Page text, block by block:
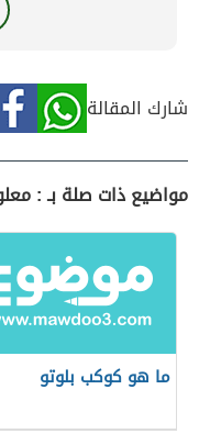
شارك المقالة
مواضيع ذات صلة بـ :
ما هو كوكب بلوتو